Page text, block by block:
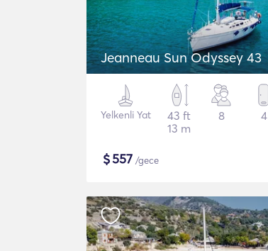
Jeanneau Sun Odyssey 43
Yelkenli Yat
43 ft
13 m
8 4
$557 /gece